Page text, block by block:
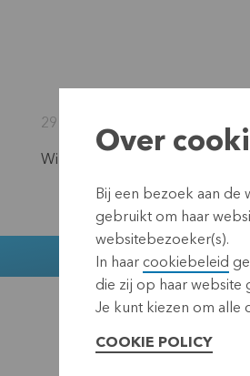
29 oktober 2021
Wil je op de hoogte blijven?
KBC
Over
Bij een bezoek aan de
gebruikt om haar
websitebezoeker(s).
In haar cookiebeleid
die zij op haar website
Je kunt kiezen om alle
COOKIE POLICY